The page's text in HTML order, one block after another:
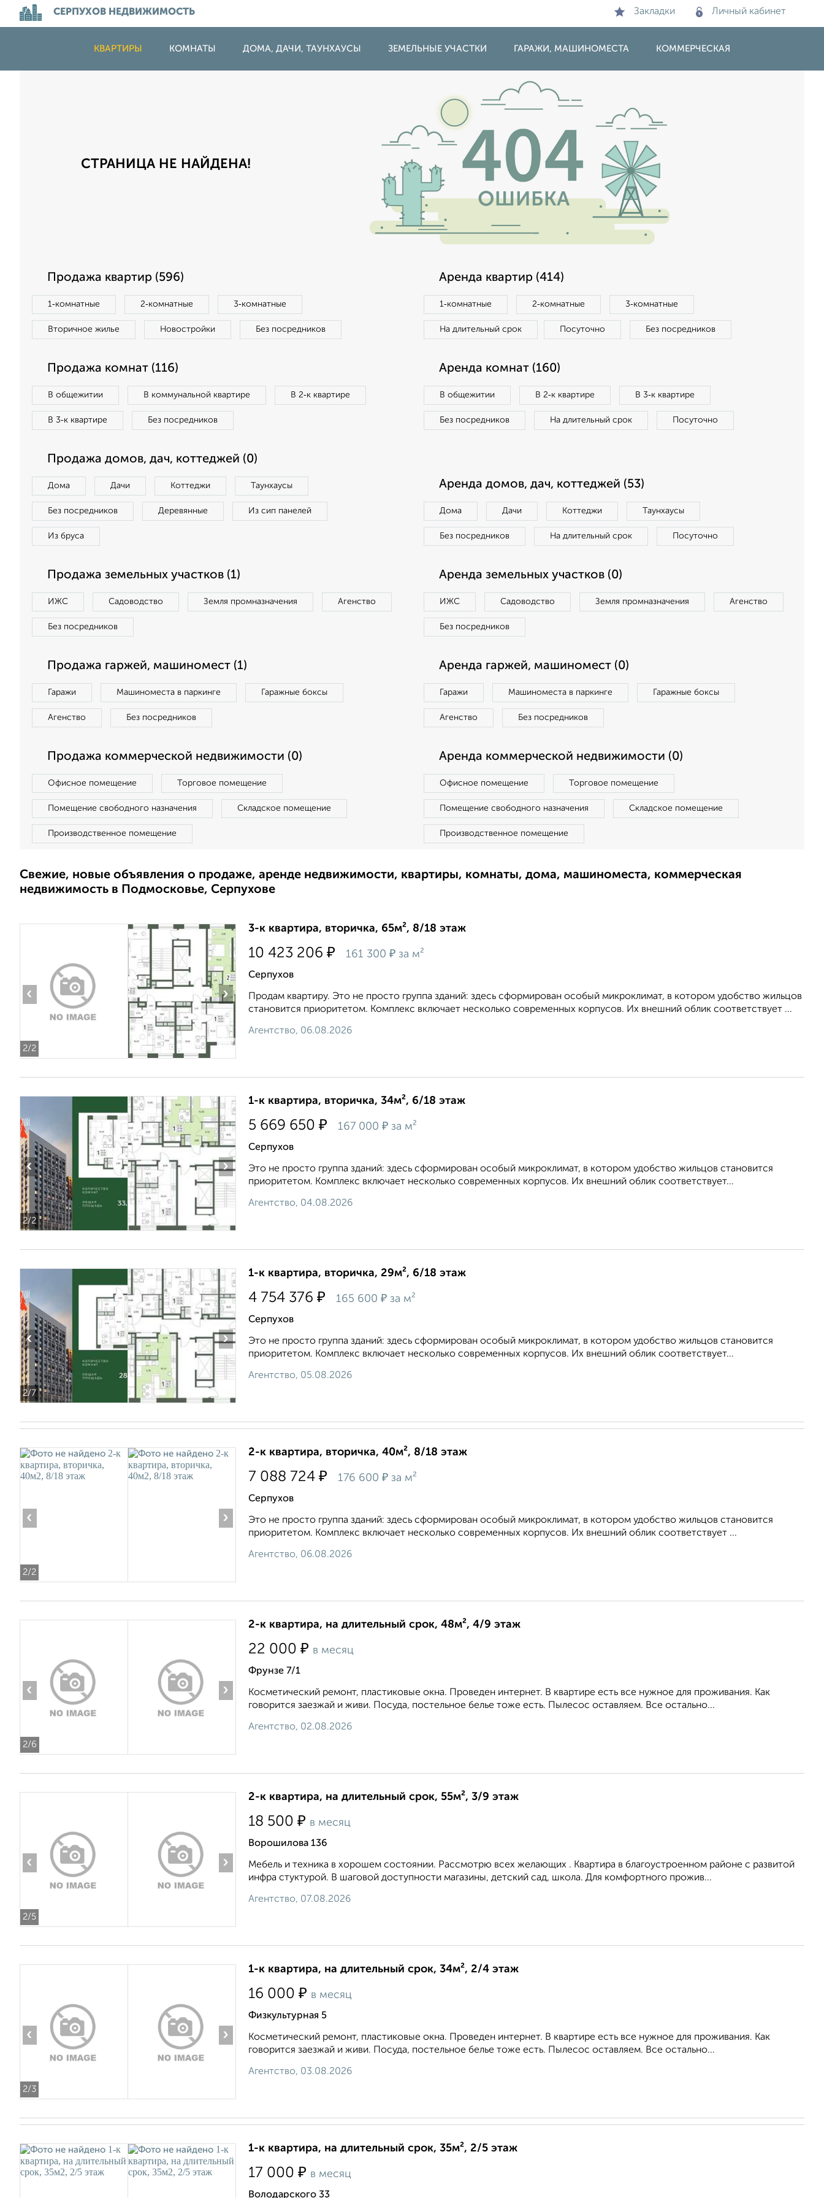
СЕРПУХОВ НЕДВИЖИМОСТЬ Закладки Личный кабинет
КВАРТИРЫ КОМНАТЫ ДОМА, ДАЧИ, ТАУНХАУСЫ ЗЕМЕЛЬНЫЕ УЧАСТКИ ГАРАЖИ, МАШИНОМЕСТА КОММЕРЧЕСКАЯ
СТРАНИЦА НЕ НАЙДЕНА!
Продажа квартир (596)
1‑комнатные 2‑комнатные 3‑комнатные
Вторичное жилье Новостройки Без посредников
Аренда квартир (414)
1‑комнатные 2‑комнатные 3‑комнатные
На длительный срок Посуточно Без посредников
Продажа комнат (116)
В общежитии В коммунальной квартире В 2‑к квартире
В 3‑к квартире Без посредников
Аренда комнат (160)
В общежитии В 2‑к квартире В 3‑к квартире
Без посредников На длительный срок Посуточно
Продажа домов, дач, коттеджей (0)
Дома Дачи Коттеджи Таунхаусы
Без посредников Деревянные Из сип панелей
Из бруса
Аренда домов, дач, коттеджей (53)
Дома Дачи Коттеджи Таунхаусы
Без посредников На длительный срок Посуточно
Продажа земельных участков (1)
ИЖС Садоводство Земля промназначения Агенство
Без посредников
Аренда земельных участков (0)
ИЖС Садоводство Земля промназначения Агенство
Без посредников
Продажа гаржей, машиномест (1)
Гаражи Машиноместа в паркинге Гаражные боксы
Агенство Без посредников
Аренда гаржей, машиномест (0)
Гаражи Машиноместа в паркинге Гаражные боксы
Агенство Без посредников
Продажа коммерческой недвижимости (0)
Офисное помещение Торговое помещение
Помещение свободного назначения Складское помещение
Производственное помещение
Аренда коммерческой недвижимости (0)
Офисное помещение Торговое помещение
Помещение свободного назначения Складское помещение
Производственное помещение
Свежие, новые объявления о продаже, аренде недвижимости, квартиры, комнаты, дома, машиноместа, коммерческая
недвижимость в Подмосковье, Серпухове
2/2
‹ ›
3-к квартира, вторичка, 65м², 8/18 этаж
10 423 206 ₽ 161 300 ₽ за м²
Серпухов
Продам квартиру. Это не просто группа зданий: здесь сформирован особый микроклимат, в котором удобство жильцов
становится приоритетом. Комплекс включает несколько современных корпусов. Их внешний облик соответствует ...
Агентство, 06.08.2026
2/2
‹ ›
1-к квартира, вторичка, 34м², 6/18 этаж
5 669 650 ₽ 167 000 ₽ за м²
Серпухов
Это не просто группа зданий: здесь сформирован особый микроклимат, в котором удобство жильцов становится
приоритетом. Комплекс включает несколько современных корпусов. Их внешний облик соответствует...
Агентство, 04.08.2026
2/7
‹ ›
1-к квартира, вторичка, 29м², 6/18 этаж
4 754 376 ₽ 165 600 ₽ за м²
Серпухов
Это не просто группа зданий: здесь сформирован особый микроклимат, в котором удобство жильцов становится
приоритетом. Комплекс включает несколько современных корпусов. Их внешний облик соответствует...
Агентство, 05.08.2026
2/2
‹ ›
2-к квартира, вторичка, 40м², 8/18 этаж
7 088 724 ₽ 176 600 ₽ за м²
Серпухов
Это не просто группа зданий: здесь сформирован особый микроклимат, в котором удобство жильцов становится
приоритетом. Комплекс включает несколько современных корпусов. Их внешний облик соответствует ...
Агентство, 06.08.2026
2/6
‹ ›
2-к квартира, на длительный срок, 48м², 4/9 этаж
22 000 ₽ в месяц
Фрунзе 7/1
Косметический ремонт, пластиковые окна. Проведен интернет. В квартире есть все нужное для проживания. Как
говорится заезжай и живи. Посуда, постельное белье тоже есть. Пылесос оставляем. Все остально...
Агентство, 02.08.2026
2/5
‹ ›
2-к квартира, на длительный срок, 55м², 3/9 этаж
18 500 ₽ в месяц
Ворошилова 136
Мебель и техника в хорошем состоянии. Рассмотрю всех желающих . Квартира в благоустроенном районе с развитой
инфра стуктурой. В шаговой доступности магазины, детский сад, школа. Для комфортного прожив...
Агентство, 07.08.2026
2/3
‹ ›
1-к квартира, на длительный срок, 34м², 2/4 этаж
16 000 ₽ в месяц
Физкультурная 5
Косметический ремонт, пластиковые окна. Проведен интернет. В квартире есть все нужное для проживания. Как
говорится заезжай и живи. Посуда, постельное белье тоже есть. Пылесос оставляем. Все остально...
Агентство, 03.08.2026
1-к квартира, на длительный срок, 35м², 2/5 этаж
17 000 ₽ в месяц
Володарского 33